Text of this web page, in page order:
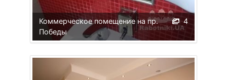
4
Коммерческое помещение на пр.
Победы